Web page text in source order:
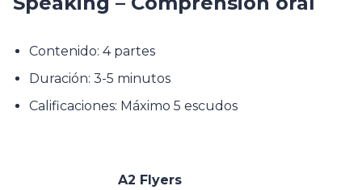
Contenido: 4 partes
Duración: 3-5 minutos
Calificaciones: Máximo 5 escudos
A2 Flyers